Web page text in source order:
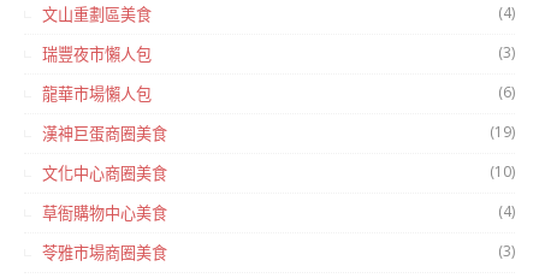
文山重劃區美食 (4)
瑞豐夜市懶人包 (3)
龍華市場懶人包 (6)
漢神巨蛋商圈美食 (19)
文化中心商圈美食 (10)
草衙購物中心美食 (4)
苓雅市場商圈美食 (3)